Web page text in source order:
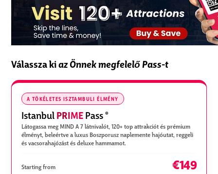
Válassza kiaz Önnek megfelelő Pass-t
A TÖKÉLETES ISZTAMBULI ÉLMÉNY
IstanbulPRIMEPass ®
Látogassa meg MIND A 7 látnivalót, 120+ top attrakciót és prémium
élményt, beleértve a luxus Boszporusz naplemente hajóutat, reggeli
és vacsorahajózást és deluxe hammamot.
Starting from €149